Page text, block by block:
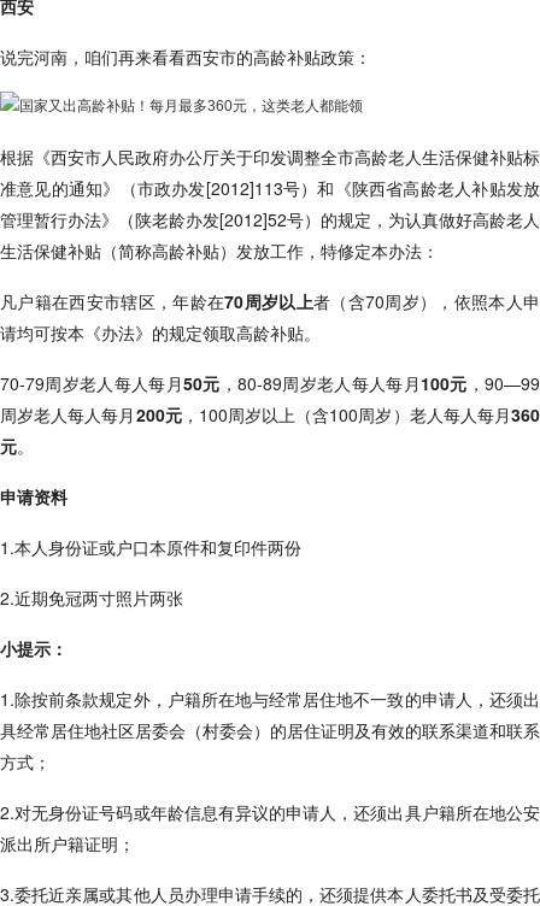
西安
说完河南，咱们再来看看西安市的高龄补贴政策：
根据《西安市人民政府办公厅关于印发调整全市高龄老人生活保健补贴标
准意见的通知》（市政办发[2012]113号）和《陕西省高龄老人补贴发放
管理暂行办法》（陕老龄办发[2012]52号）的规定，为认真做好高龄老人
生活保健补贴（简称高龄补贴）发放工作，特修定本办法：
凡户籍在西安市辖区，年龄在70周岁以上者（含70周岁），依照本人申
请均可按本《办法》的规定领取高龄补贴。
70-79周岁老人每人每月50元 ，80-89周岁老人每人每月 100元 ，90—99
周岁老人每人每月 200元，100周岁以上（含100周岁）老人每人每月360
元。
申请资料
1.本人身份证或户口本原件和复印件两份
2.近期免冠两寸照片两张
小提示：
1.除按前条款规定外，户籍所在地与经常居住地不一致的申请人，还须出
具经常居住地社区居委会（村委会）的居住证明及有效的联系渠道和联系
方式；
2.对无身份证号码或年龄信息有异议的申请人，还须出具户籍所在地公安
派出所户籍证明；
3.委托近亲属或其他人员办理申请手续的，还须提供本人委托书及受委托